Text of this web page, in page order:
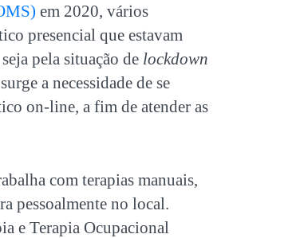
em 2020, vários
presencial que estavam
pela situação de lockdown
a necessidade de se
on-line, a fim de atender as
com terapias manuais,
pessoalmente no local.
e Terapia Ocupacional